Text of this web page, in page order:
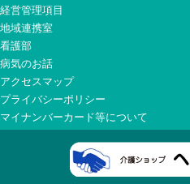
経営管理項目
地域連携室
看護部
病気のお話
アクセスマップ
プライバシーポリシー
マイナンバーカード等について